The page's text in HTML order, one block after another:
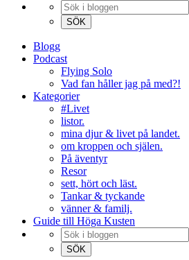
Blogg
Podcast
Flying Solo
Vad fan håller jag på med?!
Kategorier
#Livet
listor.
mina djur & livet på landet.
om kroppen och själen.
På äventyr
Resor
sett, hört och läst.
Tankar & tyckande
vänner & familj.
Guide till Höga Kusten